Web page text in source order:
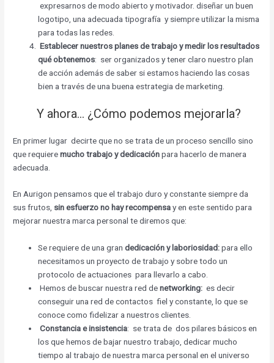
expresarnos de modo abierto y motivador. diseñar un buen
logotipo, una adecuada tipografía y siempre utilizar la misma
para todas las redes.
Establecer nuestros planes de trabajo y medir los resultados
qué obtenemos: ser organizados y tener claro nuestro plan
de acción además de saber si estamos haciendo las cosas
bien a través de una buena estrategia de marketing.
Y ahora… ¿Cómo podemos mejorarla?
En primer lugar decirte que no se trata de un proceso sencillo sino
que requieremucho trabajo y dedicaciónpara hacerlo de manera
adecuada.
En Aurigon pensamos que el trabajo duro y constante siempre da
sus frutos, sin esfuerzo no hay recompensay en este sentido para
mejorar nuestra marca personal te diremos que:
Se requiere de una grandedicación y laboriosidad:para ello
necesitamos un proyecto de trabajo y sobre todo un
protocolo de actuaciones para llevarlo a cabo.
Hemos de buscar nuestra red denetworking: es decir
conseguir una red de contactos fiel y constante, lo que se
conoce como fidelizar a nuestros clientes.
Constancia e insistencia: se trata de dos pilares básicos en
los que hemos de bajar nuestro trabajo, dedicar mucho
tiempo al trabajo de nuestra marca personal en el universo